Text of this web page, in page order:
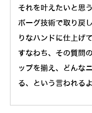
それを叶えたいと思
ボーグ技術で取り戻
りなハンドに仕上げ
すなわち、その質問
ップを揃え、どんな
る、という言われる